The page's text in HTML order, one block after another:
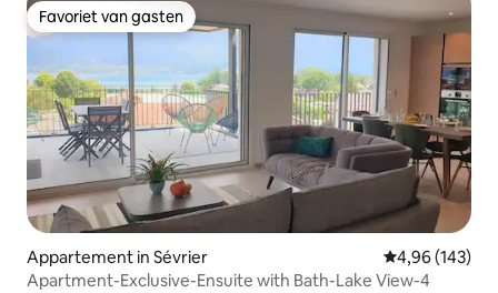
Favoriet van gasten
Favoriet van gasten
Appartement in Sévrier Gemiddelde
4,96 (143)
Apartment-Exclusive-Ensuite with Bath-Lake View-4